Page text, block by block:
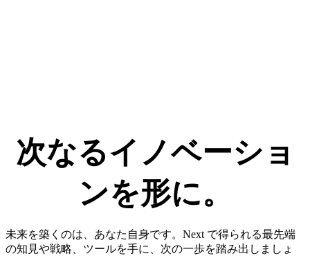
次なる​イノベーショ
ンを​形に。​
未来を築くのは、あなた自身です。Next で得られる最先端
の知見や戦略、ツールを手に、次の一歩を踏み出しましょ